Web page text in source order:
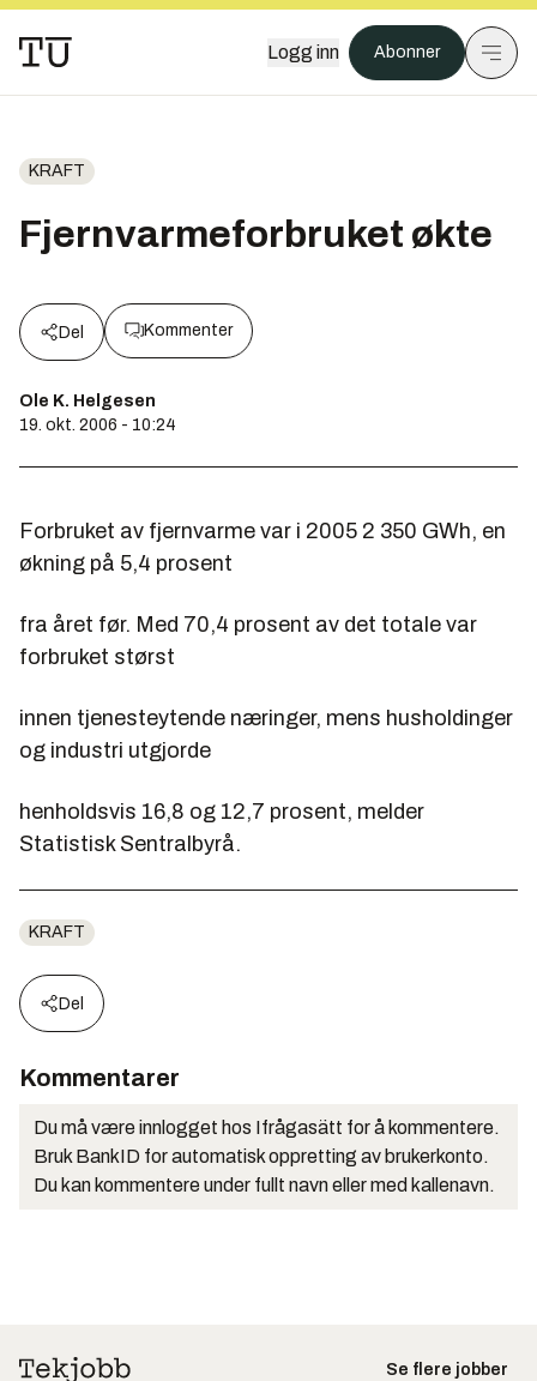
Logg inn Abonner
KRAFT
Fjernvarmeforbruket økte
Del Kommenter
Ole K. Helgesen
19. okt. 2006 - 10:24
Forbruket av fjernvarme var i 2005 2 350 GWh, en
økning på 5,4 prosent
fra året før. Med 70,4 prosent av det totale var
forbruket størst
innen tjenesteytende næringer, mens husholdinger
og industri utgjorde
henholdsvis 16,8 og 12,7 prosent, melder
Statistisk Sentralbyrå.
KRAFT
Del
Kommentarer
Du må være innlogget hos Ifrågasätt for å kommentere.
Bruk BankID for automatisk oppretting av brukerkonto.
Du kan kommentere under fullt navn eller med kallenavn.
Se flere jobber